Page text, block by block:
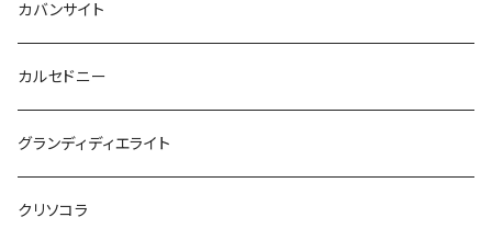
カバンサイト
カルセドニー
グランディディエライト
クリソコラ